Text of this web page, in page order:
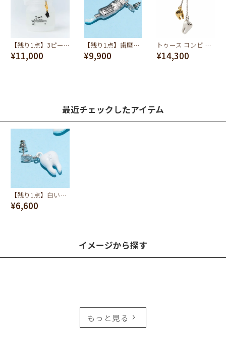
【残り1点】3ピース トゥース ピアス
¥11,000
【残り1点】歯磨き粉ピアス(ペパーミント)
¥9,900
トゥース コンビ ピアス（片耳）
¥14,300
最近チェックしたアイテム
【残り1点】白い歯ピアス
¥6,600
イメージから探す
もっと見る